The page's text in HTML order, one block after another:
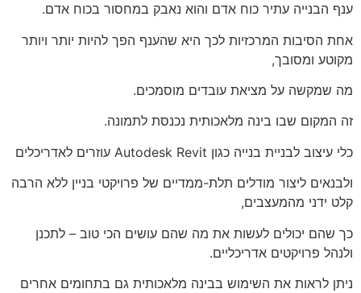
ענף הבנייה עתיר כוח אדם והוא נאבק במחסור בכוח אדם.
אחת הסיבות המרכזיות לכך היא שהענף הפך להיות יותר ויותר
מקוטע ומסובך,
מה שמקשה על מציאת עובדים מוסמכים.
זה המקום שבו בינה מלאכותית נכנסת לתמונה.
כלי עיצוב לבניית בנייה כגון Autodesk Revit עוזרים לאדריכלים
ולבנאים ליצור מודלים תלת-ממדיים של פרויקטי בניין ללא הרבה
קלט ידני מהמעצבים,
כך שהם יכולים לעשות את מה שהם עושים הכי טוב – לתכנן
ולנהל פרויקטים אדריכליים.
ניתן לראות את השימוש בבינה מלאכותית גם בתחומים אחרים